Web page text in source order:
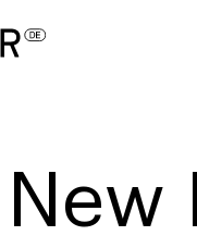
New